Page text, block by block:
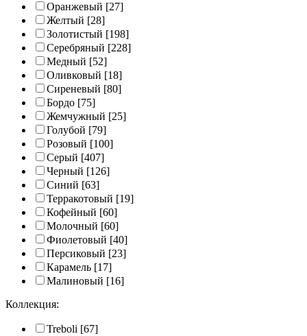
Оранжевый [27]
Желтый [28]
Золотистый [198]
Серебряный [228]
Медный [52]
Оливковый [18]
Сиреневый [80]
Бордо [75]
Жемчужный [25]
Голубой [79]
Розовый [100]
Серый [407]
Черный [126]
Синий [63]
Терракотовый [19]
Кофейный [60]
Молочный [60]
Фиолетовый [40]
Персиковый [23]
Карамель [17]
Малиновый [16]
Коллекция:
Treboli [67]